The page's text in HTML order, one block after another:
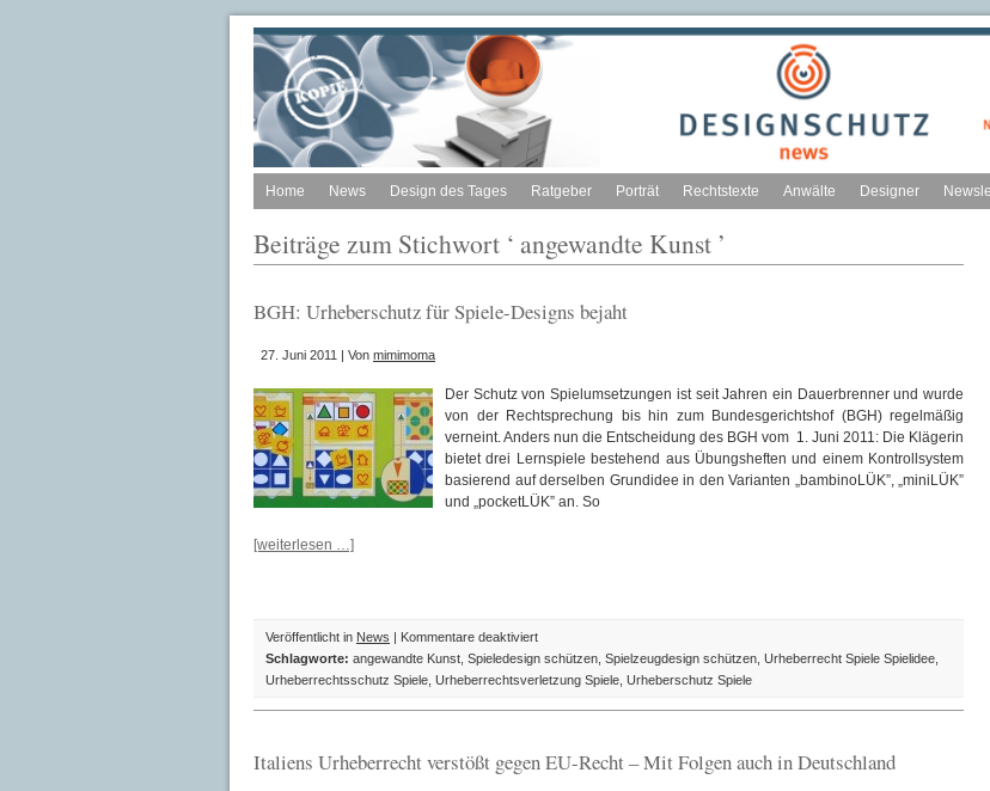
Home News Design des Tages Ratgeber Porträt Rechtstexte Anwälte Designer
Beiträge zum Stichwort ‘ angewandte Kunst ’
BGH: Urheberschutz für Spiele-Designs bejaht
27. Juni 2011 | Von mimimoma
Der Schutz von Spielumsetzungen ist seit Jahren ein Dauerbrenner und wurde
von der Rechtsprechung bis hin zum Bundesgerichtshof (BGH) regelmäßig
verneint. Anders nun die Entscheidung des BGH vom 1. Juni 2011: Die Klägerin
bietet drei Lernspiele bestehend aus Übungsheften und einem Kontrollsystem
basierend auf derselben Grundidee in den Varianten „bambinoLÜK”, „miniLÜK”
und „pocketLÜK” an. So
[weiterlesen …]
Veröffentlicht in News Kommentare deaktiviertfür
BGH:
Urheberschutz
bejaht
Schlagworte: angewandte Kunst, Spieledesign schützen, Spielzeugdesign schützen, Urheberrecht Spiele Spielidee,
Urheberrechtsschutz Spiele, Urheberrechtsverletzung Spiele, Urheberschutz Spiele
Italiens Urheberrecht verstößt gegen EU-Recht – Mit Folgen auch in Deutschland